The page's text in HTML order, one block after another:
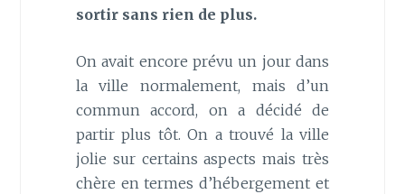
sortir sans rien de plus.
On avait encore prévu un jour dans
la ville normalement, mais d’un
commun accord, on a décidé de
partir plus tôt. On a trouvé la ville
jolie sur certains aspects mais très
chère en termes d’hébergement et